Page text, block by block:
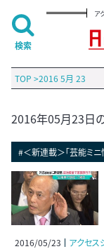
ア
TOP >2016 5月 23
2016年05月23日
#＜新連載＞「芸能ミニ
2016/05/23 アクセス
検索